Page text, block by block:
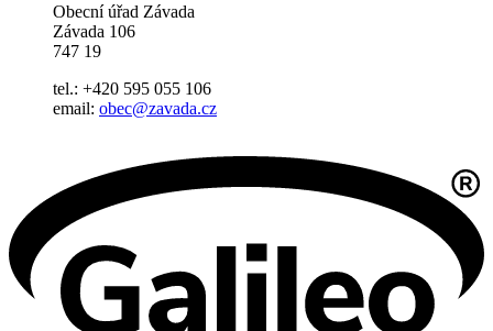
Obecní úřad Závada
Závada 106
747 19
tel.: +420 595 055 106
email: obec@zavada.cz